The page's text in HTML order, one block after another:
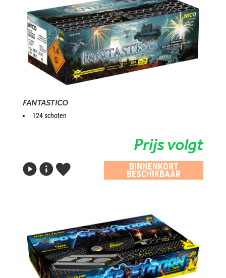
FANTASTICO
124 schoten
Prijs volgt
BINNENKORT
BESCHIKBAAR